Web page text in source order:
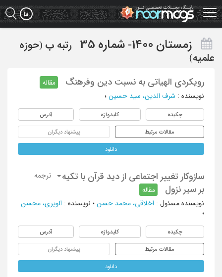
Skip
to
main
زمستان 1400- شماره 35 رتبه ب (حوزه
علمیه)
رویکردی الهیاتی به نسبت دین وفرهنگ
مقاله
نویسنده : شرف الدین، سید حسین ؛
چکیده کلیدواژه آدرس
مقالات مرتبط پیشنهاد دیگران
دانلود
سازوکار تغییر اجتماعی از دید قرآن با تکیه
بر سیر نزول
مقاله
ترجمه
نویسنده مسئول : اخلاقی، محمد حسن ؛ نویسنده : الویری، محسن
؛
چکیده کلیدواژه آدرس
مقالات مرتبط پیشنهاد دیگران
دانلود